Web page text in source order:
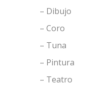
– Dibujo
– Coro
– Tuna
– Pintura
– Teatro